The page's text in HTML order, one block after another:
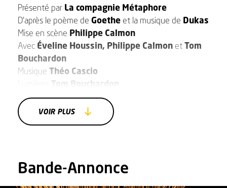
Présenté par La compagnie Métaphore
D’après le poème de Goethe et la musique de Dukas
Mise en scène Philippe Calmon
Avec Éveline Houssin, Philippe Calmon etTom
Bouchardon
Musique Théo Cascio
Tom Bouchardon
CostumesCie Métaphore
Décor et marionnettes
Philippe Calmon
Production
Compagnie métaphore
culturel de Montreuil, les villes de Bures sur
Yvette, Bonneuil sur Marne, Garches, le TLM à
Meaux et Rueil culture loisirs.
VOIR PLUS
Bande-Annonce